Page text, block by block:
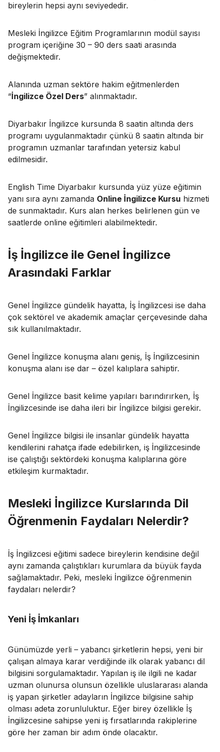
bireylerin hepsi aynı seviyededir.
Mesleki İngilizce Eğitim Programlarının modül sayısı
program içeriğine 30 – 90 ders saati arasında
değişmektedir.
Alanında uzman sektöre hakim eğitmenlerden
“İngilizce Özel Ders” alınmaktadır.
Diyarbakır İngilizce kursunda 8 saatin altında ders
programı uygulanmaktadır çünkü 8 saatin altında bir
programın uzmanlar tarafından yetersiz kabul
edilmesidir.
English Time Diyarbakır kursunda yüz yüze eğitimin
yanı sıra aynı zamanda Online İngilizce Kursu hizmeti
de sunmaktadır. Kurs alan herkes belirlenen gün ve
saatlerde online eğitimleri alabilmektedir.
İş İngilizce ile Genel İngilizce
Arasındaki Farklar
Genel İngilizce gündelik hayatta, İş İngilizcesi ise daha
çok sektörel ve akademik amaçlar çerçevesinde daha
sık kullanılmaktadır.
Genel İngilizce konuşma alanı geniş, İş İngilizcesinin
konuşma alanı ise dar – özel kalıplara sahiptir.
Genel İngilizce basit kelime yapıları barındırırken, İş
İngilizcesinde ise daha ileri bir İngilizce bilgisi gerekir.
Genel İngilizce bilgisi ile insanlar gündelik hayatta
kendilerini rahatça ifade edebilirken, iş İngilizcesinde
ise çalıştığı sektördeki konuşma kalıplarına göre
etkileşim kurmaktadır.
Mesleki İngilizce Kurslarında Dil
Öğrenmenin Faydaları Nelerdir?
İş İngilizcesi eğitimi sadece bireylerin kendisine değil
aynı zamanda çalıştıkları kurumlara da büyük fayda
sağlamaktadır. Peki, mesleki İngilizce öğrenmenin
faydaları nelerdir?
Yeni İş İmkanları
Günümüzde yerli – yabancı şirketlerin hepsi, yeni bir
çalışan almaya karar verdiğinde ilk olarak yabancı dil
bilgisini sorgulamaktadır. Yapılan iş ile ilgili ne kadar
uzman olunursa olunsun özellikle uluslararası alanda
iş yapan şirketler adayların İngilizce bilgisine sahip
olması adeta zorunluluktur. Eğer birey özellikle İş
İngilizcesine sahipse yeni iş fırsatlarında rakiplerine
göre her zaman bir adım önde olacaktır.